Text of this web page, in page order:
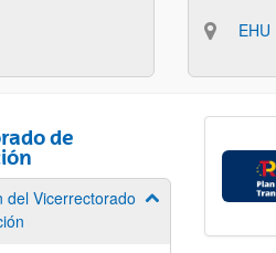
EHU
de
del Vicerrectorado
Mostrar/ocultar